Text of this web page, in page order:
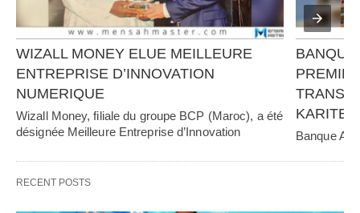
WIZALL MONEY ELUE MEILLEURE
ENTREPRISE D’INNOVATION
NUMERIQUE
Wizall Money, filiale du groupe BCP (Maroc), a été
désignée Meilleure Entreprise d’Innovation
KARITE
Banque
RECENT POSTS